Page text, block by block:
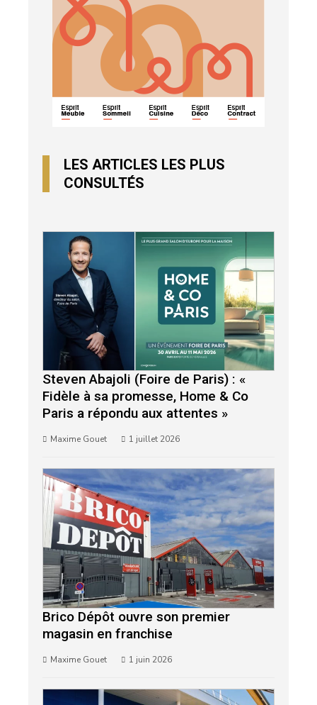
LES ARTICLES LES PLUS
CONSULTÉS
Steven Abajoli (Foire de Paris) : «
Fidèle à sa promesse, Home & Co
Paris a répondu aux attentes »
Maxime Gouet 1 juillet 2026
Brico Dépôt ouvre son premier
magasin en franchise
Maxime Gouet 1 juin 2026